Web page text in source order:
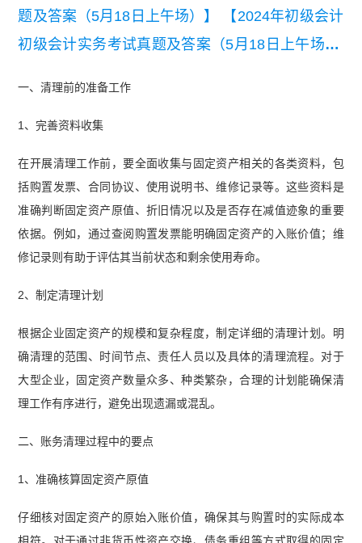
题及答案（5月18日上午场）】
【2024年初级会计
初级会计实务考试真题及答案（5月18日上午场）.
一、清理前的准备工作
1、完善资料收集
在开展清理工作前，要全面收集与固定资产相关的各类资料，包
括购置发票、合同协议、使用说明书、维修记录等。这些资料是
准确判断固定资产原值、折旧情况以及是否存在减值迹象的重要
依据。例如，通过查阅购置发票能明确固定资产的入账价值；维
修记录则有助于评估其当前状态和剩余使用寿命。
2、制定清理计划
根据企业固定资产的规模和复杂程度，制定详细的清理计划。明
确清理的范围、时间节点、责任人员以及具体的清理流程。对于
大型企业，固定资产数量众多、种类繁杂，合理的计划能确保清
理工作有序进行，避免出现遗漏或混乱。
二、账务清理过程中的要点
1、准确核算固定资产原值
仔细核对固定资产的原始入账价值，确保其与购置时的实际成本
相符。对于通过非货币性资产交换、债务重组等方式取得的固定